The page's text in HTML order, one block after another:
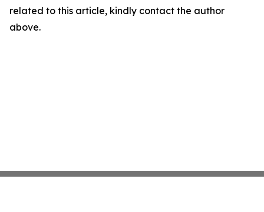
related to this article, kindly contact the author
above.